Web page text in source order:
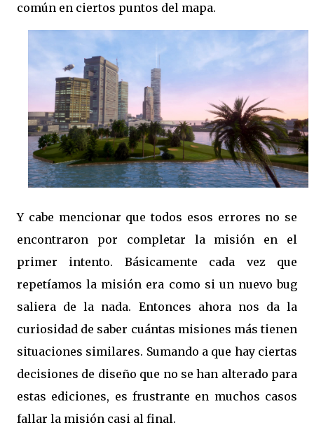
común en ciertos puntos del mapa.
Y cabe mencionar que todos esos errores no se
encontraron por completar la misión en el
primer intento. Básicamente cada vez que
repetíamos la misión era como si un nuevo bug
saliera de la nada. Entonces ahora nos da la
curiosidad de saber cuántas misiones más tienen
situaciones similares. Sumando a que hay ciertas
decisiones de diseño que no se han alterado para
estas ediciones, es frustrante en muchos casos
fallar la misión casi al final.